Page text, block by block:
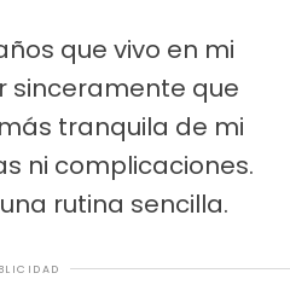
que vivo en mi
sinceramente que
tranquila de mi
ni complicaciones.
rutina sencilla.